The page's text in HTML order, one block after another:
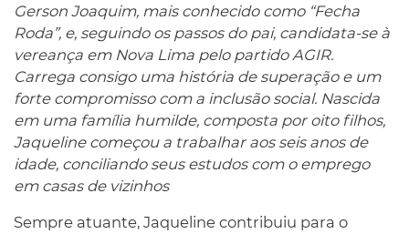
Gerson Joaquim, mais conhecido como “Fecha
Roda”, e, seguindo os passos do pai, candidata-se à
vereança em Nova Lima pelo partido AGIR.
Carrega consigo uma história de superação e um
forte compromisso com a inclusão social. Nascida
em uma família humilde, composta por oito filhos,
Jaqueline começou a trabalhar aos seis anos de
idade, conciliando seus estudos com o emprego
em casas de vizinhos
Sempre atuante, Jaqueline contribuiu para o